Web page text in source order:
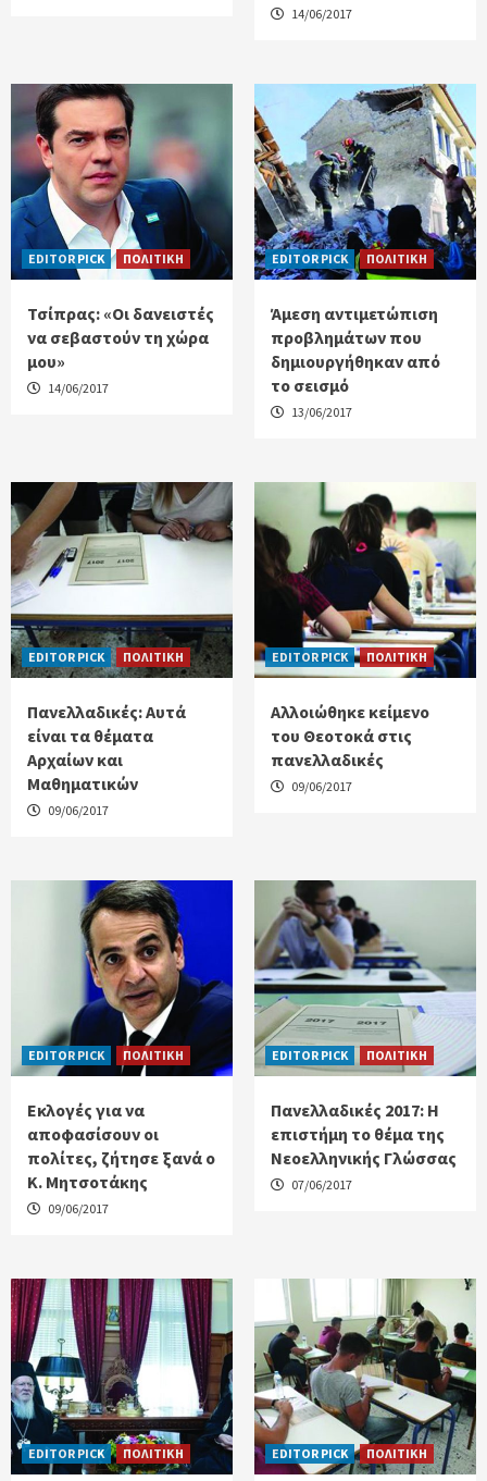
14/06/2017
EDITOR PICK ΠΟΛΙΤΙΚΗ
Τσίπρας: «Οι δανειστές
να σεβαστούν τη χώρα
μου»
14/06/2017
EDITOR PICK ΠΟΛΙΤΙΚΗ
Άμεση αντιμετώπιση
προβλημάτων που
δημιουργήθηκαν από
το σεισμό
13/06/2017
EDITOR PICK ΠΟΛΙΤΙΚΗ
Πανελλαδικές: Αυτά
είναι τα θέματα
Αρχαίων και
Μαθηματικών
09/06/2017
EDITOR PICK ΠΟΛΙΤΙΚΗ
Αλλοιώθηκε κείμενο
του Θεοτοκά στις
πανελλαδικές
09/06/2017
EDITOR PICK ΠΟΛΙΤΙΚΗ
Εκλογές για να
αποφασίσουν οι
πολίτες, ζήτησε ξανά ο
Κ. Μητσοτάκης
09/06/2017
EDITOR PICK ΠΟΛΙΤΙΚΗ
Πανελλαδικές 2017: Η
επιστήμη το θέμα της
Νεοελληνικής Γλώσσας
07/06/2017
EDITOR PICK ΠΟΛΙΤΙΚΗ EDITOR PICK ΠΟΛΙΤΙΚΗ